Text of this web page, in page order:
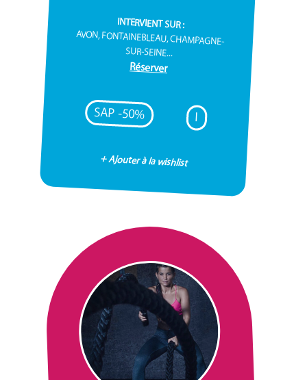
INTERVIENT SUR :
AVON, FONTAINEBLEAU, CHAMPAGNE-
SUR-SEINE...
Réserver
SAP -50% I
+ Ajouter à la wishlist